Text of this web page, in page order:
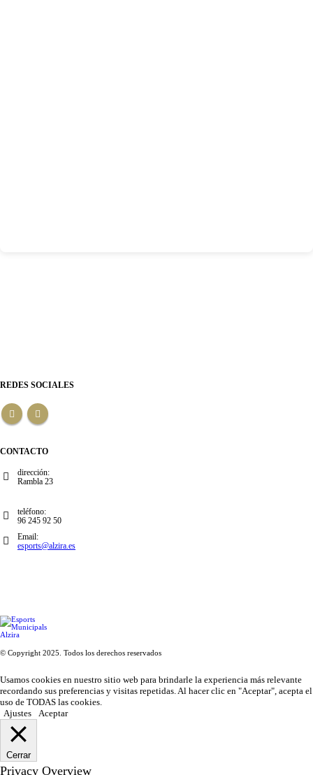
REDES SOCIALES
CONTACTO
dirección:
Rambla 23
teléfono:
96 245 92 50
Email:
esports@alzira.es
© Copyright 2025. Todos los derechos reservados
Usamos cookies en nuestro sitio web para brindarle la experiencia más relevante
recordando sus preferencias y visitas repetidas. Al hacer clic en "Aceptar", acepta el
uso de TODAS las cookies.
Ajustes
Aceptar
Cerrar
Privacy Overview